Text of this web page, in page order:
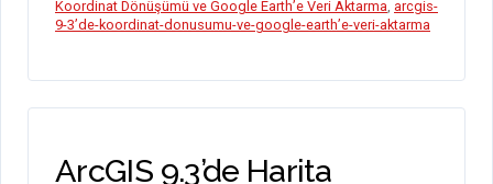
k
p
m
Koordinat Dönüşümü ve Google Earth’e Veri Aktarma, arcgis-
9-3’de-koordinat-donusumu-ve-google-earth’e-veri-aktarma
ArcGIS 9.3’de Harita